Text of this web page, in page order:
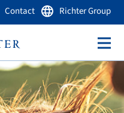
Contact Richter Group